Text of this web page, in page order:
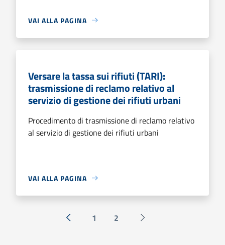
VAI ALLA PAGINA
Versare la tassa sui rifiuti (TARI):
trasmissione di reclamo relativo al
servizio di gestione dei rifiuti urbani
Procedimento di trasmissione di reclamo relativo
al servizio di gestione dei rifiuti urbani
VAI ALLA PAGINA
« Precedente
1 2 Successiva »